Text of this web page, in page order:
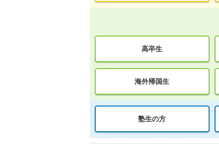
高卒生
海外帰国生
塾生の方